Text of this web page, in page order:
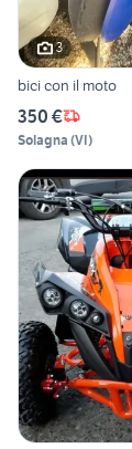
3
bici con il moto
350 €
Solagna (VI)